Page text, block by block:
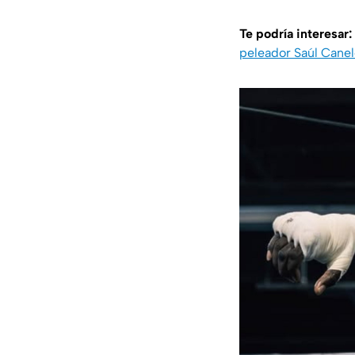
Te podría interesar:
peleador Saúl